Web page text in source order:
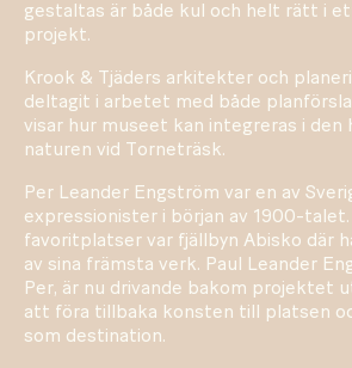
gestaltas är både kul och helt rätt i
projekt.
Krook & Tjäders arkitekter och
deltagit i arbetet med både
visar hur museet kan integreras i den
naturen vid Torneträsk.
Per Leander Engström var en av
expressionister i början av 1900-talet.
favoritplatser var fjällbyn Abisko där
av sina främsta verk. Paul Leander
Per, är nu drivande bakom projektet
att föra tillbaka konsten till platsen
som destination.